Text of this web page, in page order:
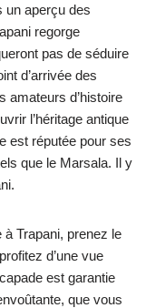
un aperçu des
regorge
pas de séduire
d’arrivée des
amateurs d’histoire
l’héritage antique
est réputée pour ses
que le Marsala. Il y
Trapani, prenez le
d’une vue
est garantie
que vous